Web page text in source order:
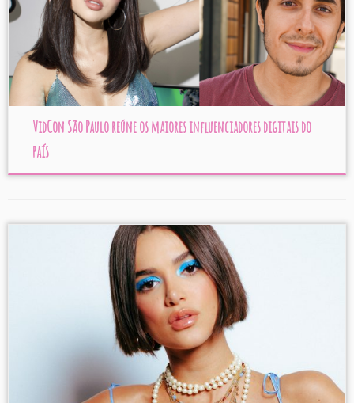
VidCon São Paulo reúne os maiores influenciadores digitais do
país